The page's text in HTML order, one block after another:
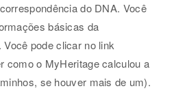
do DNA. Você
básicas da
pode clicar no link
como o MyHeritage calculou a
se houver mais de um).